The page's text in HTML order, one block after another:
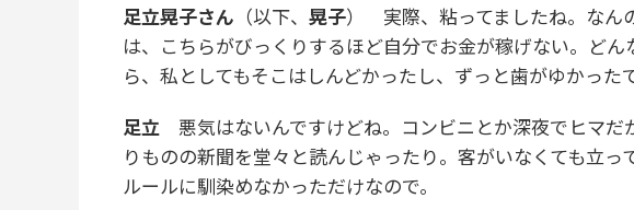
足立晃子さん （以下、 晃子） 実際、粘ってましたね。なん
は、こちらがびっくりするほど自分でお金が稼げない。ど
ら、私としてもそこはしんどかったし、ずっと歯がゆかった
足立 悪気はないんですけどね。コンビニとか深夜でヒマだ
りものの新聞を堂々と読んじゃったり。客がいなくても立
ルールに馴染めなかっただけなので。